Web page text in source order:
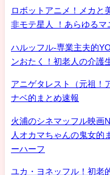
ロボットアニメ！メカと
非モテ星人 ！あらゆるマ
ハルッフル-専業主夫的
ンおたく！初老人の介護
アニゲタレスト（元祖
ナベ的まとめ速報
火浦のシネマッフル映画
人オカマちゃんの鬼女的
ーハーフ
ユカ・ヨネッフル！初老